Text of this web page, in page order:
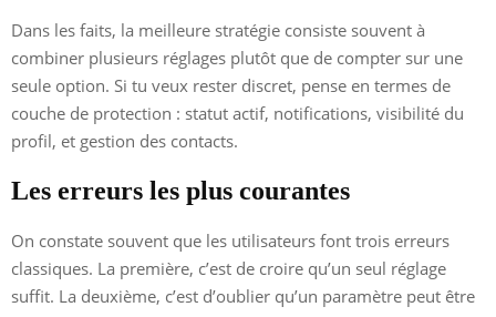
Dans les faits, la meilleure stratégie consiste souvent à
combiner plusieurs réglages plutôt que de compter sur une
seule option. Si tu veux rester discret, pense en termes de
couche de protection : statut actif, notifications, visibilité du
profil, et gestion des contacts.
Les erreurs les plus courantes
On constate souvent que les utilisateurs font trois erreurs
classiques. La première, c’est de croire qu’un seul réglage
suffit. La deuxième, c’est d’oublier qu’un paramètre peut être